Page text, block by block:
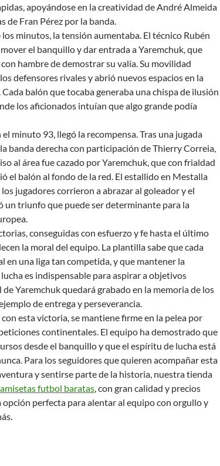
apoyándose en la creatividad de André Almeida
de Fran Pérez por la banda.
los minutos, la tensión aumentaba. El técnico Rubén
el banquillo y dar entrada a Yaremchuk, que
hambre de demostrar su valía. Su movilidad
defensores rivales y abrió nuevos espacios en la
balón que tocaba generaba una chispa de ilusión
los aficionados intuían que algo grande podía
minuto 93, llegó la recompensa. Tras una jugada
banda derecha con participación de Thierry Correia,
al área fue cazado por Yaremchuk, que con frialdad
el balón al fondo de la red. El estallido en Mestalla
jugadores corrieron a abrazar al goleador y el
un triunfo que puede ser determinante para la
conseguidas con esfuerzo y fe hasta el último
la moral del equipo. La plantilla sabe que cada
en una liga tan competida, y que mantener la
es indispensable para aspirar a objetivos
de Yaremchuk quedará grabado en la memoria de los
de entrega y perseverancia.
con esta victoria, se mantiene firme en la pelea por
continentales. El equipo ha demostrado que
desde el banquillo y que el espíritu de lucha está
Para los seguidores que quieren acompañar esta
y sentirse parte de la historia, nuestra tienda
futbol baratas, con gran calidad y precios
opción perfecta para alentar al equipo con orgullo y